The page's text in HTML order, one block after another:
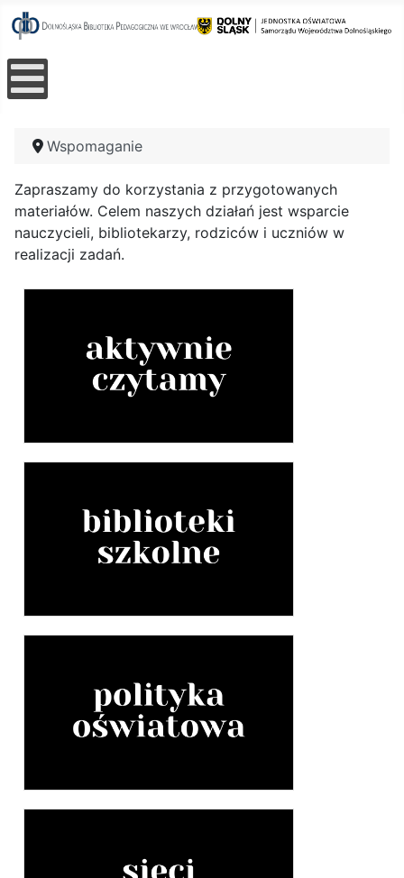
Wspomaganie
Zapraszamy do korzystania z przygotowanych
materiałów. Celem naszych działań jest wsparcie
nauczycieli, bibliotekarzy, rodziców i uczniów w
realizacji zadań.